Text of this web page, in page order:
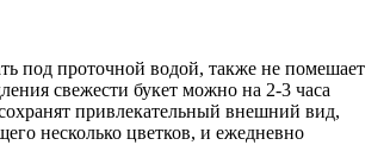
под проточной водой, также не помешает
свежести букет можно на 2-3 часа
привлекательный внешний вид,
несколько цветков, и ежедневно